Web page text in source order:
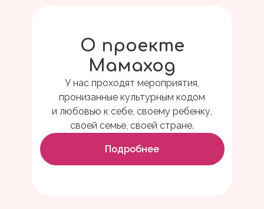
О проекте
Мамаход
У нас проходят мероприятия,
пронизанные культурным кодом
и любовью к себе, своему ребенку,
своей семье, своей стране.
Подробнее